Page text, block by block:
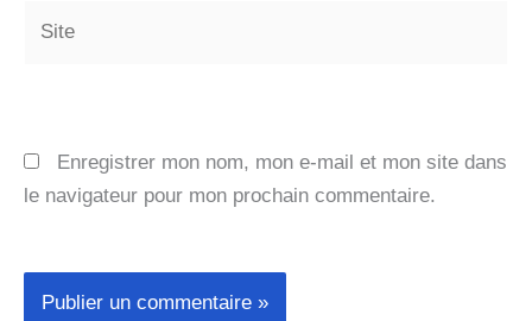
Enregistrer mon nom, mon e-mail et mon site dans
le navigateur pour mon prochain commentaire.